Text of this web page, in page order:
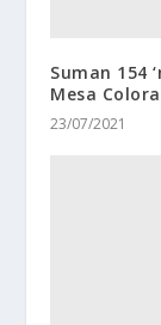
Suman 154
Mesa
23/07/2021